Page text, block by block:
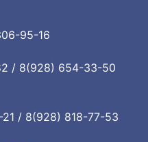
95-16
/ 8(928) 654-33-50
/ 8(928) 818-77-53